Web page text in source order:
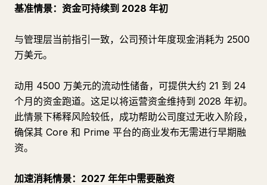
基准情景：资金可持续到 2028 年初
与管理层当前指引一致，公司预计年度现金消耗为 2500
万美元。
动用 4500 万美元的流动性储备，可提供大约 21 到 24
个月的资金跑道。这足以将运营资金维持到 2028 年初。
此情景下稀释风险较低，成功帮助公司度过无收入阶段，
确保其 Core 和 Prime 平台的商业发布无需进行早期融
资。
加速消耗情景：2027 年年中需要融资